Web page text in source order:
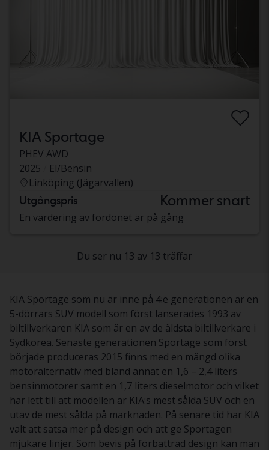
KIA Sportage
PHEV AWD
2025
El/Bensin
Linköping (Jägarvallen)
Utgångspris Kommer snart
En värdering av fordonet är på gång
Du ser nu 13 av 13 träffar
KIA Sportage som nu är inne på 4:e generationen är en
5-dörrars SUV modell som först lanserades 1993 av
biltillverkaren KIA som är en av de äldsta biltillverkare i
Sydkorea. Senaste generationen Sportage som först
började produceras 2015 finns med en mängd olika
motoralternativ med bland annat en 1,6 – 2,4 liters
bensinmotorer samt en 1,7 liters dieselmotor och vilket
har lett till att modellen är KIA:s mest sålda SUV och en
utav de mest sålda på marknaden. På senare tid har KIA
valt att satsa mer på design och att ge Sportagen
mjukare linjer. Som bevis på förbättrad design kan man